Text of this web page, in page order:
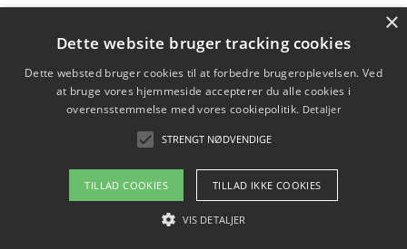
Hvordan kan gaver til unge voksne støtte bevarelsen
Copyright 2026 - Pilanto Aps
Om / kontakt
Blog Betingelser
×
Dette website bruger tracking cookies
Dette websted bruger cookies til at forbedre brugeroplevelsen. Ved
at bruge vores hjemmeside accepterer du alle cookies i
overensstemmelse med vores cookiepolitik. Detaljer
STRENGT NØDVENDIGE
TILLAD COOKIES TILLAD IKKE COOKIES
VIS DETALJER